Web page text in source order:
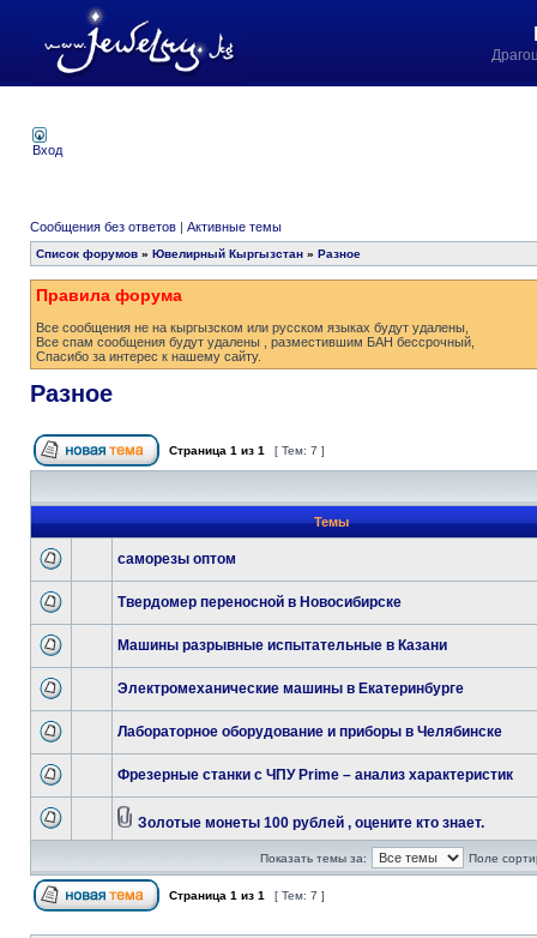
Вход
Сообщения без ответов | Активные темы
Список форумов » Ювелирный Кыргызстан » Разное
Правила форума
Все сообщения не на кыргызском или русском языках будут удалены,
Все спам сообщения будут удалены , разместившим БАН бессрочный,
Спасибо за интерес к нашему сайту.
Разное
Страница 1 из 1 [ Тем: 7 ]
Темы
саморезы оптом
Твердомер переносной в Новосибирске
Машины разрывные испытательные в Казани
Электромеханические машины в Екатеринбурге
Лабораторное оборудование и приборы в Челябинске
Фрезерные станки с ЧПУ Prime – анализ характеристик
Золотые монеты 100 рублей , оцените кто знает.
Показать темы за: Поле
Страница 1 из 1 [ Тем: 7 ]